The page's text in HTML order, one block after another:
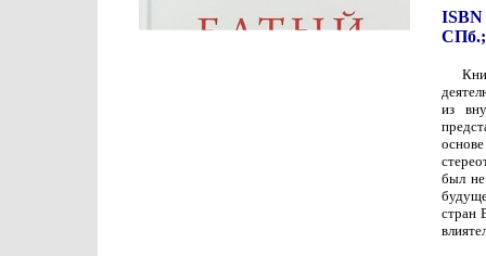
ISBN
СПб.;
из
был не
стран